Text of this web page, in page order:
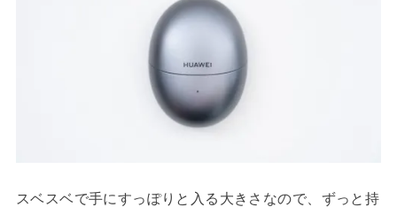
スベスベで手にすっぽりと入る大きさなので、ずっと持